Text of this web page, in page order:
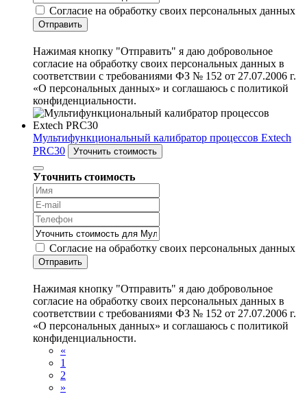
Согласие на обработку своих персональных данных
Отправить
Нажимая кнопку "Отправить" я даю добровольное
согласие на обработку своих персональных данных в
соответствии с требованиями ФЗ № 152 от 27.07.2006 г.
«О персональных данных» и соглашаюсь с политикой
конфиденциальности.
Мультифункциональный калибратор процессов Extech
PRC30
Уточнить стоимость
Уточнить стоимость
Согласие на обработку своих персональных данных
Отправить
Нажимая кнопку "Отправить" я даю добровольное
согласие на обработку своих персональных данных в
соответствии с требованиями ФЗ № 152 от 27.07.2006 г.
«О персональных данных» и соглашаюсь с политикой
конфиденциальности.
«
1
2
»